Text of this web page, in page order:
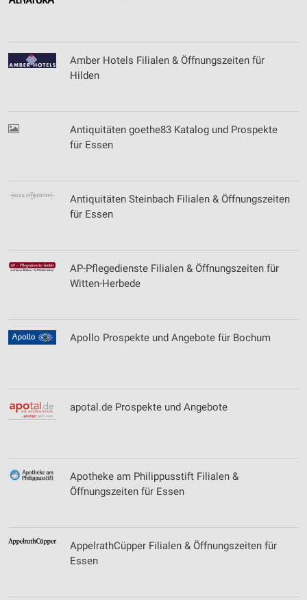
Amber Hotels Filialen & Öffnungszeiten für
Hilden
Antiquitäten goethe83 Katalog und Prospekte
für Essen
Antiquitäten Steinbach Filialen & Öffnungszeiten
für Essen
AP-Pflegedienste Filialen & Öffnungszeiten für
Witten-Herbede
Apollo Prospekte und Angebote für Bochum
apotal.de Prospekte und Angebote
Apotheke am Philippusstift Filialen &
Öffnungszeiten für Essen
AppelrathCüpper Filialen & Öffnungszeiten für
Essen